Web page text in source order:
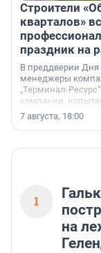
Строители
кварталов»
праздник на
В преддверии Дня
менеджеры
„Терминал-
компании,
осторожного
7 августа, 18:00
1
на